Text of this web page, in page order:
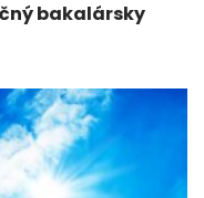
bakalársky